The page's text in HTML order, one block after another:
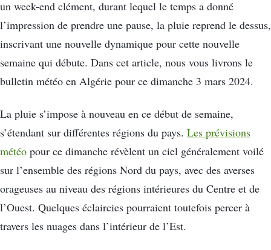
un week-end clément, durant lequel le temps a donné
l’impression de prendre une pause, la pluie reprend le dessus,
inscrivant une nouvelle dynamique pour cette nouvelle
semaine qui débute. Dans cet article, nous vous livrons le
bulletin météo en Algérie pour ce dimanche 3 mars 2024.
La pluie s’impose à nouveau en ce début de semaine,
s’étendant sur différentes régions du pays. Les prévisions
météo pour ce dimanche révèlent un ciel généralement voilé
sur l’ensemble des régions Nord du pays, avec des averses
orageuses au niveau des régions intérieures du Centre et de
l’Ouest. Quelques éclaircies pourraient toutefois percer à
travers les nuages dans l’intérieur de l’Est.